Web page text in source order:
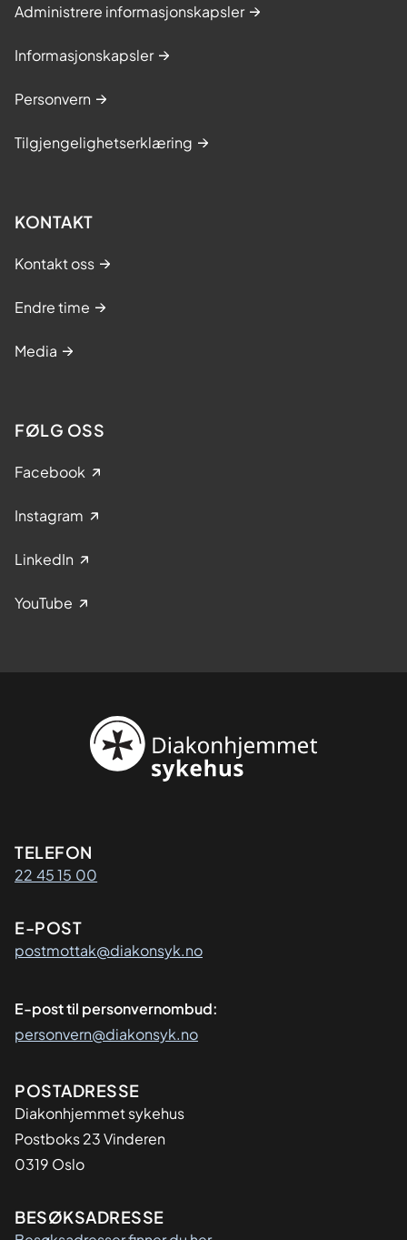
Administrere informasjonskapsler
Informasjonskapsler
Personvern
Tilgjengelighetserklæring
KONTAKT
Kontakt oss
Endre time
Media
FØLG OSS
Facebook
Instagram
LinkedIn
YouTube
Kontaktinformasjon
TELEFON
22 45 15 00
E-POST
postmottak@diakonsyk.no
E-post til personvernombud:
personvern@diakonsyk.no
Adresse
POSTADRESSE
Diakonhjemmet sykehus
Postboks 23 Vinderen
0319 Oslo
BESØKSADRESSE